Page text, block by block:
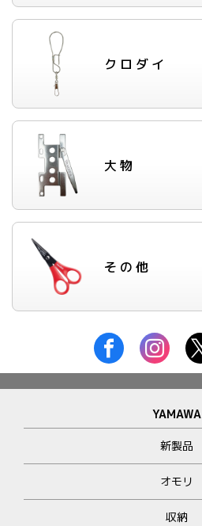
クロダイ
大物
その他
YAMAWA
新製品
オモリ
収納